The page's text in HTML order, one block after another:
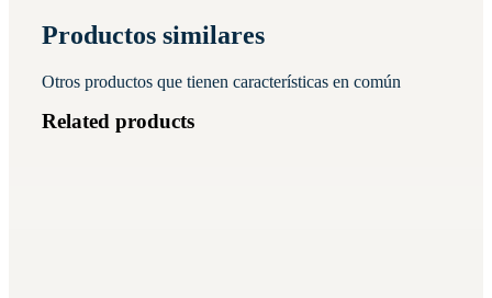
Productos similares
Otros productos que tienen características en común
Related products